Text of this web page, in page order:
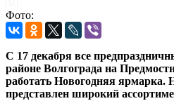
Фото:
С 17 декабря все
районе Волгограда на
работать Новогодняя ярмарка.
представлен широкий